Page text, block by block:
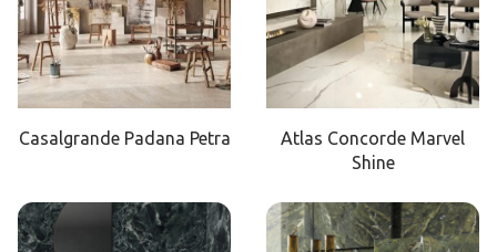
Casalgrande Padana Petra
Atlas Concorde Marvel
Shine